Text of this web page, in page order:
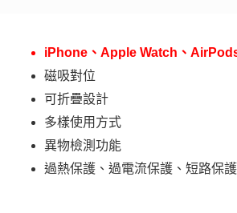
iPhone、Apple Watch、
磁吸對位
可折疊設計
多樣使用方式
異物檢測功能
過熱保護、過電流保護、短路保